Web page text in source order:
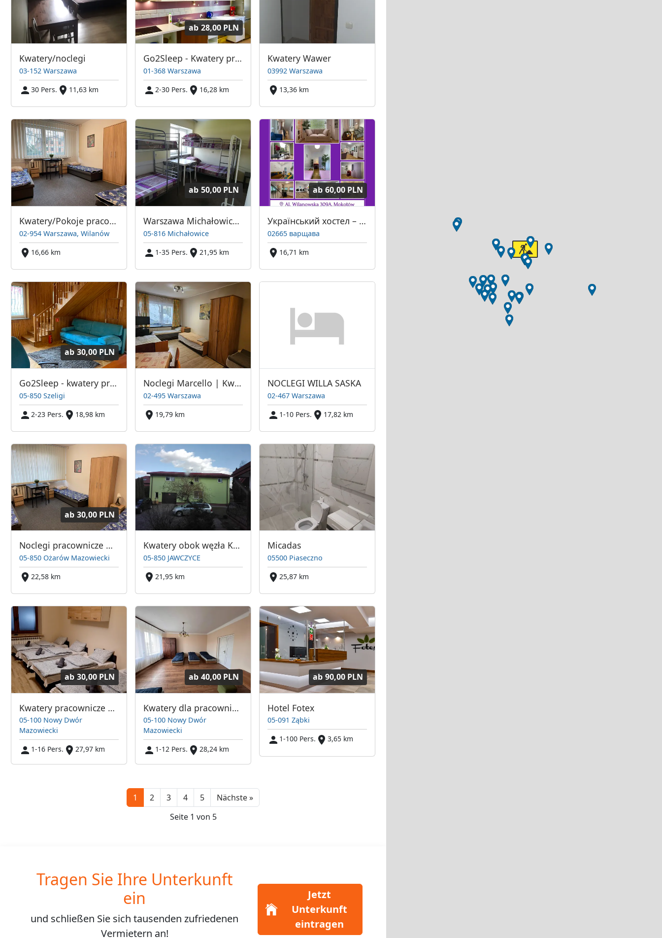
Kwatery/noclegi
03-152 Warszawa
30 Pers.
11,63 km
ab 28,00 PLN
Go2Sleep - Kwatery pracownicze, tanie noclegi Warszawa
01-368 Warszawa
2-30 Pers.
16,28 km
Kwatery Wawer
03992 Warszawa
13,36 km
Kwatery/Pokoje pracownicze Warszawa Wilanów/Sadyba/Siekierki
02-954 Warszawa, Wilanów
16,66 km
ab 50,00 PLN
Warszawa Michałowice House
05-816 Michałowice
1-35 Pers.
21,95 km
ab 60,00 PLN
Український хостел – гуртожиток у Варшаві
02665 варщава
16,71 km
ab 30,00 PLN
Go2Sleep - kwatery pracownicze, tanie noclegi dla pracowników Szeligi, Warszawa
05-850 Szeligi
2-23 Pers.
18,98 km
Noclegi Marcello | Kwatery pracownicze Warszawa
02-495 Warszawa
19,79 km
NOCLEGI WILLA SASKA
02-467 Warszawa
1-10 Pers.
17,82 km
ab 30,00 PLN
Noclegi pracownicze Ożarów Mazowiecki
05-850 Ożarów Mazowiecki
22,58 km
Kwatery obok węzła Konotopa
05-850 JAWCZYCE
21,95 km
Micadas
05500 Piaseczno
25,87 km
ab 30,00 PLN
Kwatery pracownicze Nowy Dwór Mazowiecki
05-100 Nowy Dwór
Mazowiecki
1-16 Pers.
27,97 km
ab 40,00 PLN
Kwatery dla pracowników
05-100 Nowy Dwór
Mazowiecki
1-12 Pers.
28,24 km
ab 90,00 PLN
Hotel Fotex
05-091 Ząbki
1-100 Pers.
3,65 km
1 2 3 4 5 Nächste »Next
Seite 1 von 5
Tragen Sie Ihre Unterkunft
ein
und schließen Sie sichtausenden zufriedenen
Vermietern an!
Jetzt
Unterkunft
eintragen